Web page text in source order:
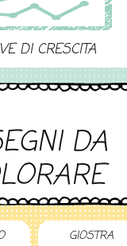
DI CRESCITA
DA
GIOSTRA